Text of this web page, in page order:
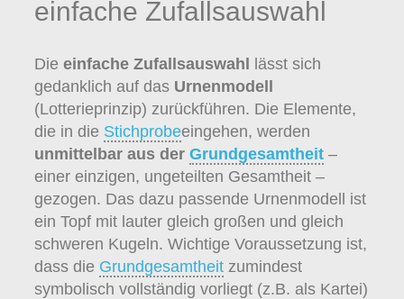
einfache Zufallsauswahl
Die einfache Zufallsauswahl lässt sich
gedanklich auf das Urnenmodell
(Lotterieprinzip) zurückführen. Die Elemente,
die in die Stichprobeeingehen, werden
unmittelbar aus der Grundgesamtheit –
einer einzigen, ungeteilten Gesamtheit –
gezogen. Das dazu passende Urnenmodell ist
ein Topf mit lauter gleich großen und gleich
schweren Kugeln. Wichtige Voraussetzung ist,
dass die Grundgesamtheit zumindest
symbolisch vollständig vorliegt (z.B. als Kartei)